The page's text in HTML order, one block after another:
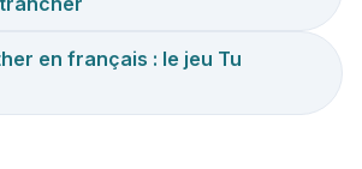
en français : le jeu Tu